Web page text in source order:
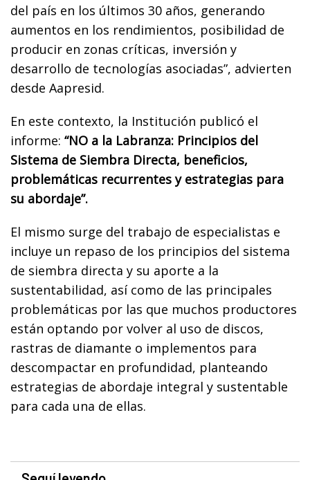
del país en los últimos 30 años, generando
aumentos en los rendimientos, posibilidad de
producir en zonas críticas, inversión y
desarrollo de tecnologías asociadas”, advierten
desde Aapresid.
En este contexto, la Institución publicó el
informe: “NO a la Labranza: Principios del
Sistema de Siembra Directa, beneficios,
problemáticas recurrentes y estrategias para
su abordaje”.
El mismo surge del trabajo de especialistas e
incluye un repaso de los principios del sistema
de siembra directa y su aporte a la
sustentabilidad, así como de las principales
problemáticas por las que muchos productores
están optando por volver al uso de discos,
rastras de diamante o implementos para
descompactar en profundidad, planteando
estrategias de abordaje integral y sustentable
para cada una de ellas.